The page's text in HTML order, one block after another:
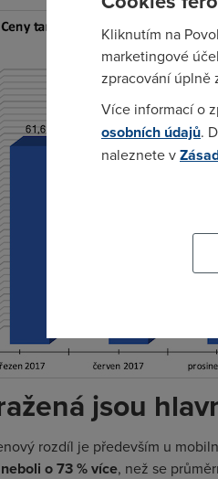
jsou
rozdíl je především u
o 73 % více, než se
Kliknutím na
marketingové
zpracování úplně
Více informací o
osobních údajů.
naleznete v